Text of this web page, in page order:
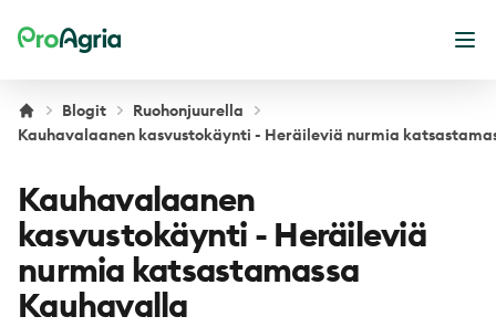
ProAgria
Blogit
Ruohonjuurella
Kauhavalaanen kasvustokäynti - Heräileviä nurmia
Kauhavalaanen
kasvustokäynti - Heräileviä
nurmia katsastamassa
Kauhavalla